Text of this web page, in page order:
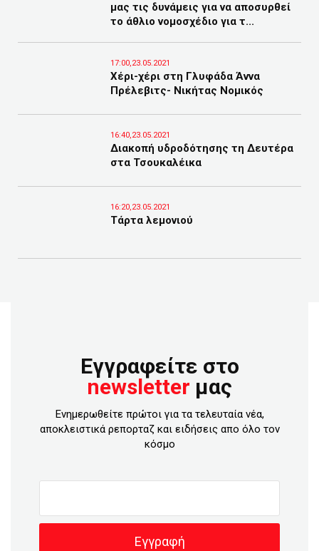
μας τις δυνάμεις για να αποσυρθεί
το άθλιο νομοσχέδιο για τ...
17:00,23.05.2021
Χέρι-χέρι στη Γλυφάδα Άννα
Πρέλεβιτς- Νικήτας Νομικός
16:40,23.05.2021
Διακοπή υδροδότησης τη Δευτέρα
στα Τσουκαλέικα
16:20,23.05.2021
Τάρτα λεμονιού
Εγγραφείτε στο
newsletter μας
Ενημερωθείτε πρώτοι για τα τελευταία νέα,
αποκλειστικά ρεπορταζ και ειδήσεις απο όλο τον
κόσμο